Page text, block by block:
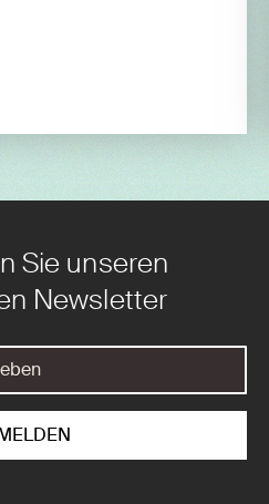
Sie unseren
Newsletter